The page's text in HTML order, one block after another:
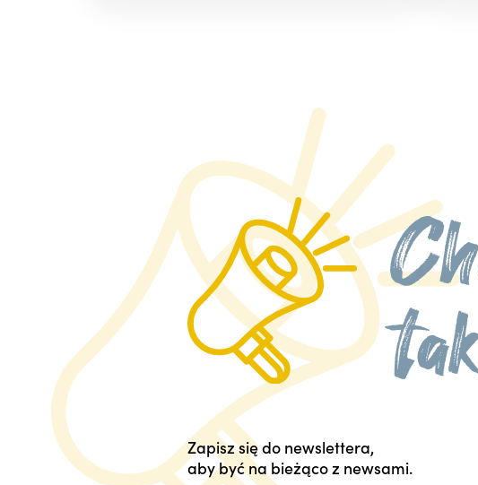
Zapisz się do newslettera,
aby być na bieżąco z newsami.